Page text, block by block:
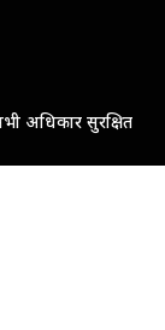
अधिकार सुरक्षित